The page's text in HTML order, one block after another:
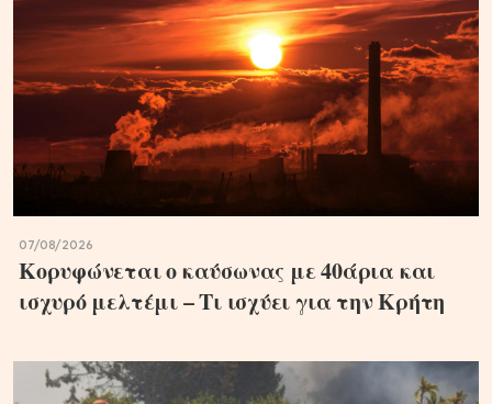
07/08/2026
Κορυφώνεται ο καύσωνας με 40άρια και
ισχυρό μελτέμι – Τι ισχύει για την Κρήτη